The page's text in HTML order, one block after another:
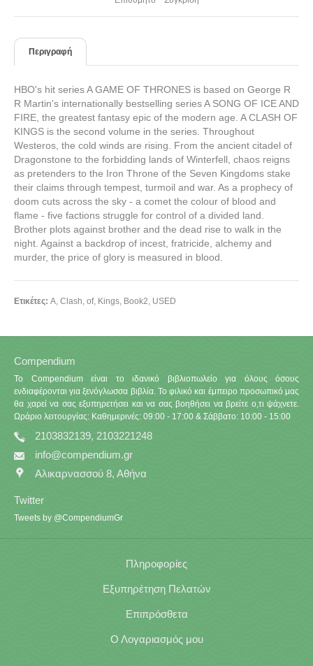
Περιγραφή
HBO's hit series A GAME OF THRONES is based on George R
R Martin's internationally bestselling series A SONG OF ICE AND
FIRE, the greatest fantasy epic of the modern age. A CLASH OF
KINGS is the second volume in the series. Throughout
Westeros, the cold winds are rising. From the ancient citadel of
Dragonstone to the forbidding lands of Winterfell, chaos reigns
as pretenders to the Iron Throne of the Seven Kingdoms stake
their claims through tempest, turmoil and war. As a prophecy of
doom cuts across the sky - a comet the colour of blood and
flame - five factions struggle for control of a divided land.
Brother plots against brother and the dead rise to walk in the
night. Against a backdrop of incest, fratricide, alchemy and
murder, the price of glory is measured in blood.
Ετικέτες: A, Clash, of, Kings, Book2, USED
Compendium
Το Compendium είναι το ιδανικό βιβλιοπωλείο για όλους όσους
ενδιαφέρονται για ξενόγλωσσα βιβλία. Το φιλικό και έμπειρο προσωπικό μας
θα χαρεί να σας εξυπηρετήσει και να σας βοηθήσει να βρείτε ο,τι ψάχνετε.
Ωράριο λειτουργίας: Καθημερινές: 09:00 - 17:00 & Σάββατο: 10:00 - 15:00
2103832139, 2103221248
info@compendium.gr
Αλικαρνασσού 8, Αθήνα
Twitter
Tweets by @CompendiumGr
Πληροφορίες
Εξυπηρέτηση Πελατών
Επιπρόσθετα
Ο Λογαριασμός μου